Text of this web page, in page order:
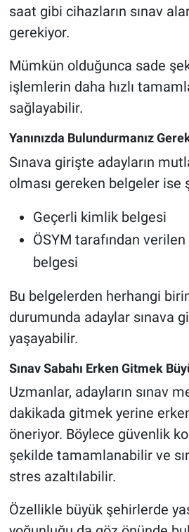
saat gibi cihazların sınav
gerekiyor.
Mümkün olduğunca sade
işlemlerin daha hızlı
sağlayabilir.
Yanınızda Bulundurmanız
Sınava girişte adayların
olması gereken belgeler ise
Geçerli kimlik belgesi
ÖSYM tarafından verilen
belgesi
Bu belgelerden herhangi
durumunda adaylar sınava
yaşayabilir.
Sınav Sabahı Erken Gitmek
Uzmanlar, adayların sınav
dakikada gitmek yerine
öneriyor. Böylece güvenlik
şekilde tamamlanabilir ve
stres azaltılabilir.
Özellikle büyük şehirlerde